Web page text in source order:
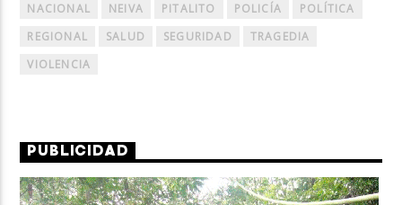
NACIONAL
NEIVA PITALITO POLICÍA
POLÍTICA
REGIONAL
SALUD SEGURIDAD
TRAGEDIA
VIOLENCIA
PUBLICIDAD